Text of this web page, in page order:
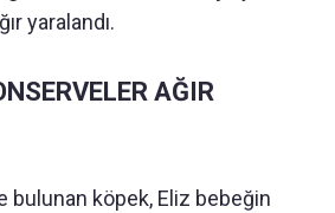
yaralandı.
AĞIR
bulunan köpek, Eliz bebeğin